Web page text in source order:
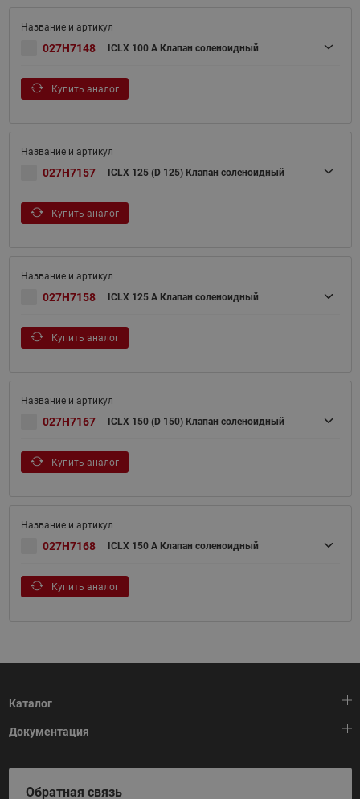
027H7148 ICLX 100 A Клапан соленоидный
Купить аналог
027H7157 ICLX 125 (D 125) Клапан соленоидный
Купить аналог
027H7158 ICLX 125 A Клапан соленоидный
Купить аналог
027H7167 ICLX 150 (D 150) Клапан соленоидный
Купить аналог
027H7168 ICLX 150 A Клапан соленоидный
Купить аналог
Каталог
Тепловая автоматика
Холодильная техника
Приводная техника
Документация
HeatPlatform (Тепловая платформа)
Полезные программы и инструменты
Обратная связь